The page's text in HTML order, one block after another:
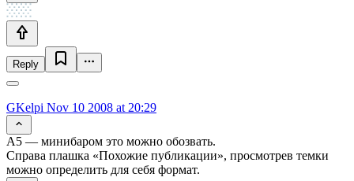
Reply
GKelpi Nov 10 2008 at 20:29
A5 — минибаром это можно обозвать.
Справа плашка «Похожие публикации», просмотрев темки
можно определить для себя формат.